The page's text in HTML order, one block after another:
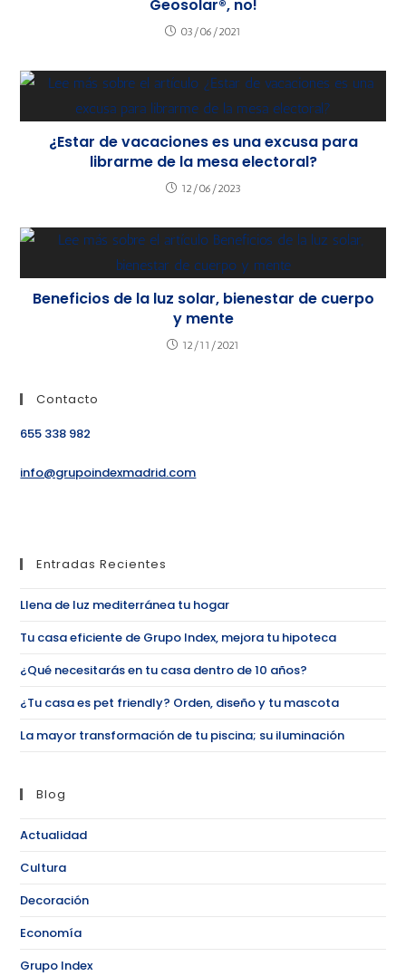
Geosolar®, no!
03/06/2021
¿Estar de vacaciones es una excusa para
librarme de la mesa electoral?
12/06/2023
Beneficios de la luz solar, bienestar de cuerpo
y mente
12/11/2021
Contacto
655 338 982
info@grupoindexmadrid.com
Entradas Recientes
Llena de luz mediterránea tu hogar
Tu casa eficiente de Grupo Index, mejora tu hipoteca
¿Qué necesitarás en tu casa dentro de 10 años?
¿Tu casa es pet friendly? Orden, diseño y tu mascota
La mayor transformación de tu piscina; su iluminación
Blog
Actualidad
Cultura
Decoración
Economía
Grupo Index